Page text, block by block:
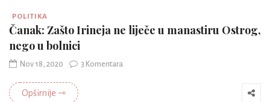
POLITIKA
Čanak: Zašto Irineja ne liječe u manastiru Ostrog,
nego u bolnici
Nov 18, 2020 3 Komentara
Opširnije ⇾